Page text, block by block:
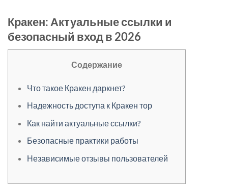
Кракен: Актуальные ссылки и
безопасный вход в 2026
Содержание
Что такое Кракен даркнет?
Надежность доступа к Кракен тор
Как найти актуальные ссылки?
Безопасные практики работы
Независимые отзывы пользователей